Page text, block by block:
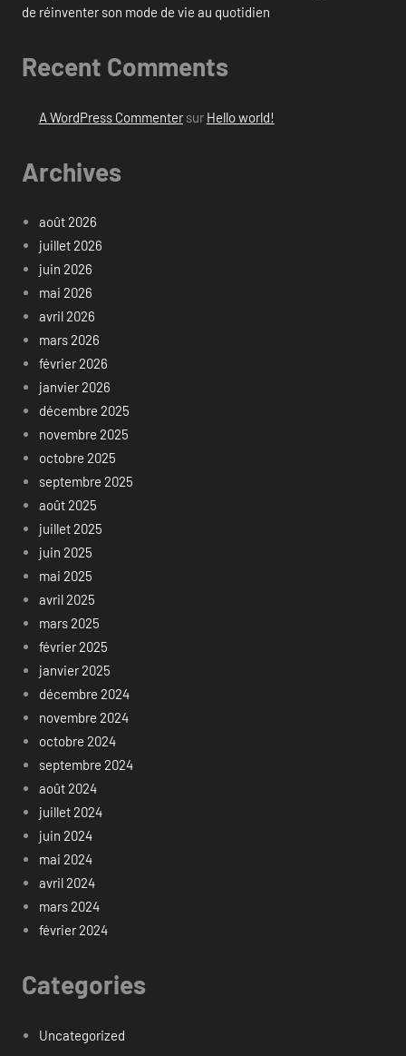
de réinventer son mode de vie au quotidien
Recent Comments
A WordPress Commentersur Hello world!
Archives
août 2026
juillet 2026
juin 2026
mai 2026
avril 2026
mars 2026
février 2026
janvier 2026
décembre 2025
novembre 2025
octobre 2025
septembre 2025
août 2025
juillet 2025
juin 2025
mai 2025
avril 2025
mars 2025
février 2025
janvier 2025
décembre 2024
novembre 2024
octobre 2024
septembre 2024
août 2024
juillet 2024
juin 2024
mai 2024
avril 2024
mars 2024
février 2024
Categories
Uncategorized